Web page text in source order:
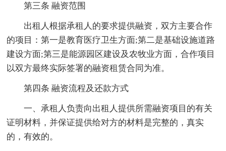
第三条 融资范围
出租人根据承租人的要求提供融资，双方主要合作
的项目：第一是教育医疗卫生方面;第二是基础设施道路
建设方面;第三是能源园区建设及农牧业方面，合作项目
以双方最终实际签署的融资租赁合同为准。
第四条 融资流程及还款方式
一、承租人负责向出租人提供所需融资项目的有关
证明材料，并保证提供给对方的材料是完整的，真实
的，有效的。